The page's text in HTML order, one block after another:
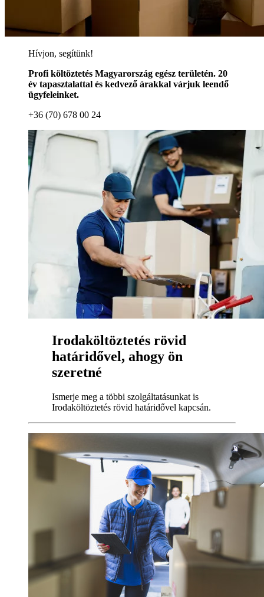
Hívjon, segítünk!
Profi költöztetés Magyarország egész területén. 20
év tapasztalattal és kedvező árakkal várjuk leendő
ügyfeleinket.
+36 (70) 678 00 24
Irodaköltöztetés rövid
határidővel, ahogy ön
szeretné
Ismerje meg a többi szolgáltatásunkat is
Irodaköltöztetés rövid határidővel kapcsán.